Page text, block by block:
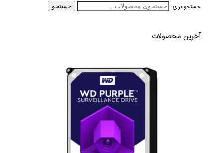
جستجو برای: جستجو
آخرین محصولات